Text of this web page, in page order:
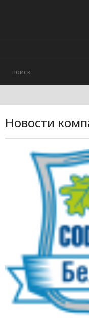
Новости